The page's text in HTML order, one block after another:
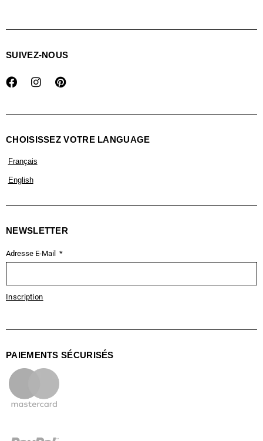
SUIVEZ-NOUS
CHOISISSEZ VOTRE LANGUAGE
Français
English
NEWSLETTER
Adresse E-Mail
Inscription
PAIEMENTS SÉCURISÉS